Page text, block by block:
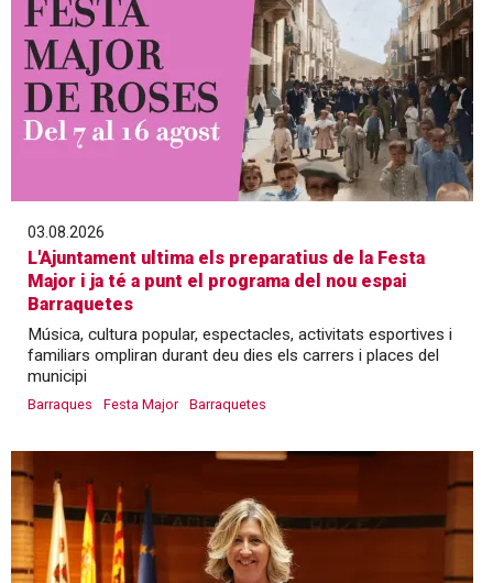
03.08.2026
L'Ajuntament ultima els preparatius de la Festa
Major i ja té a punt el programa del nou espai
Barraquetes
Música, cultura popular, espectacles, activitats esportives i
familiars ompliran durant deu dies els carrers i places del
municipi
Barraques Festa Major Barraquetes